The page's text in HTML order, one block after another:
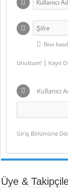
Beni
Unuttum! | Kayıt Ol
Kullanıcı
Giriş Bölümüne
Üye &